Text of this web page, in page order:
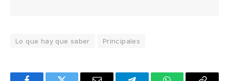
Lo que hay que saber Principales